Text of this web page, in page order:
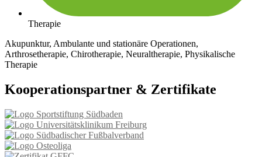
Therapie
Akupunktur, Ambulante und stationäre Operationen,
Arthrosetherapie, Chirotherapie, Neuraltherapie, Physikalische
Therapie
Kooperationspartner & Zertifikate